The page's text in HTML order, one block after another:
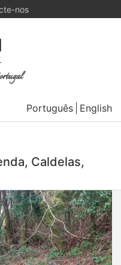
nos
Português English
Caldelas,